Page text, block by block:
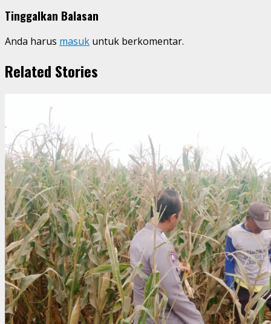
Tinggalkan Balasan
Anda harus masuk untuk berkomentar.
Related Stories